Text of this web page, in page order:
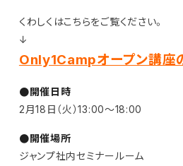
くわしくはこちらをご覧ください。
↓
Only1Campオープン講座
●開催日時
2月18日（火）13:00〜18:00
●開催場所
ジャンプ社内セミナールーム